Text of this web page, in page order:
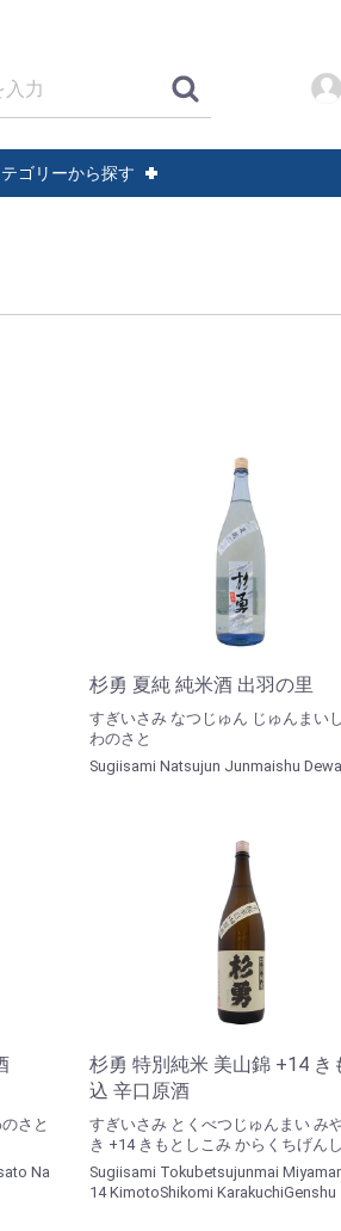
ゴリーから探す
杉勇 夏純 純米酒 出羽の里
すぎいさみ なつじゅん じゅんまい
わのさと
Sugiisami Natsujun Junmaishu
さと
Na
杉勇 特別純米 美山錦 +14 き
込 辛口原酒
すぎいさみ とくべつじゅんまい み
き +14 きもとしこみ からくちげん
Sugiisami Tokubetsujunmai
14 KimotoShikomi KarakuchiGenshu